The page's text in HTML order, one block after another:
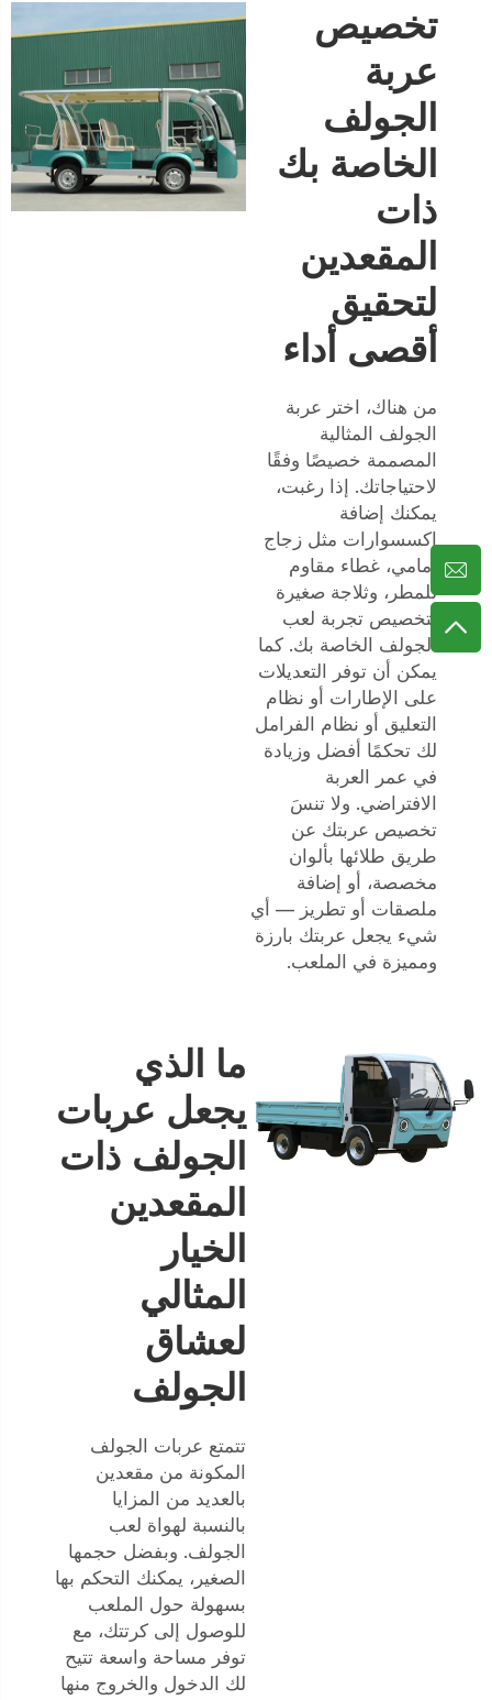
تخصيص
عربة
الجولف
الخاصة بك
ذات
المقعدين
لتحقيق
أقصى أداء
من هناك، اختر عربة
الجولف المثالية
المصممة خصيصًا وفقًا
لاحتياجاتك. إذا رغبت،
يمكنك إضافة
إكسسوارات مثل زجاج
أمامي، غطاء مقاوم
للمطر، وثلاجة صغيرة
لتخصيص تجربة لعب
الجولف الخاصة بك. كما
يمكن أن توفر التعديلات
على الإطارات أو نظام
التعليق أو نظام الفرامل
لك تحكمًا أفضل وزيادة
في عمر العربة
الافتراضي. ولا تنسَ
تخصيص عربتك عن
طريق طلائها بألوان
مخصصة، أو إضافة
ملصقات أو تطريز — أي
شيء يجعل عربتك بارزة
ومميزة في الملعب.
ما الذي
يجعل عربات
الجولف ذات
المقعدين
الخيار
المثالي
لعشاق
الجولف
تتمتع عربات الجولف
المكونة من مقعدين
بالعديد من المزايا
بالنسبة لهواة لعب
الجولف. وبفضل حجمها
الصغير، يمكنك التحكم بها
بسهولة حول الملعب
للوصول إلى كرتتك، مع
توفر مساحة واسعة تتيح
لك الدخول والخروج منها